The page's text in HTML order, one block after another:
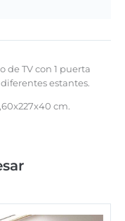
de TV con 1 puerta
estantes.
cm.